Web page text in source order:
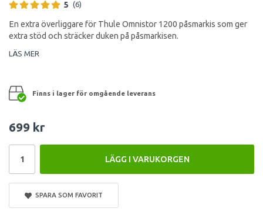
5 (6)
En extra överliggare för Thule Omnistor 1200 påsmarkis som ger
extra stöd och sträcker duken på påsmarkisen.
LÄS MER
Finns i lager för omgående leverans
699 kr
LÄGG I VARUKORGEN
SPARA SOM FAVORIT